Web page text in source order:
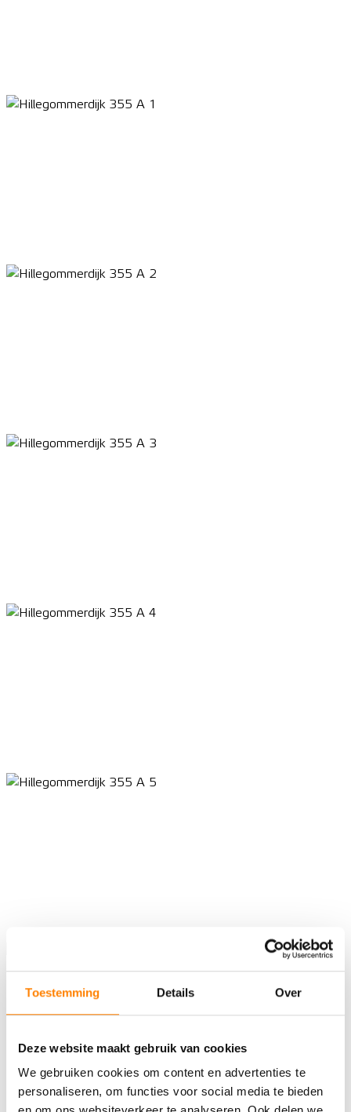
Toestemming Details Over
Deze website maakt gebruik van cookies
We gebruiken cookies om content en advertenties te
personaliseren, om functies voor social media te bieden